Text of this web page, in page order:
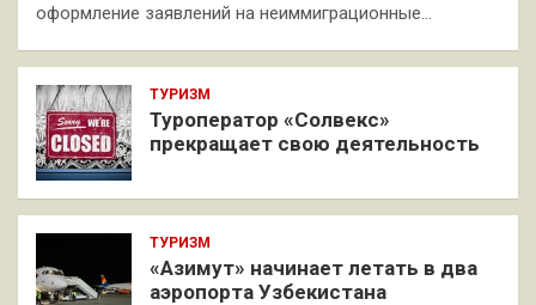
оформление заявлений на неиммиграционные…
ТУРИЗМ
Туроператор «Солвекс»
прекращает свою деятельность
ТУРИЗМ
«Азимут» начинает летать в два
аэропорта Узбекистана